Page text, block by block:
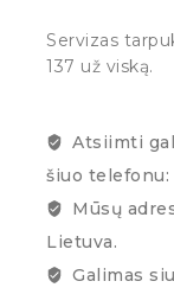
Servizas
137 už viską.
Atsiimti
šiuo telefonu:
Mūsų
Lietuva.
Galimas